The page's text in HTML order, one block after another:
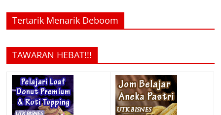
Tertarik Menarik Deboom
TAWARAN HEBAT!!!